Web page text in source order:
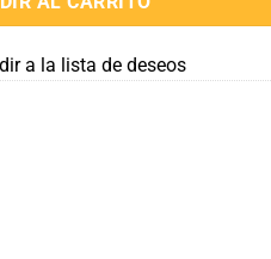
a la lista de deseos